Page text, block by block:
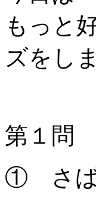
もっと
ズをし
第１問
①